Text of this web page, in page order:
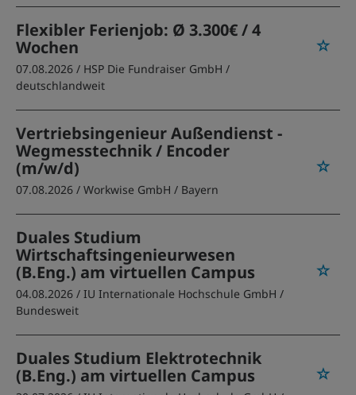
Flexibler Ferienjob: Ø 3.300€ / 4
Wochen
07.08.2026 / HSP Die Fundraiser GmbH /
deutschlandweit
Vertriebsingenieur Außendienst -
Wegmesstechnik / Encoder
(m/w/d)
07.08.2026 / Workwise GmbH / Bayern
Duales Studium
Wirtschaftsingenieurwesen
(B.Eng.) am virtuellen Campus
04.08.2026 / IU Internationale Hochschule GmbH /
Bundesweit
Duales Studium Elektrotechnik
(B.Eng.) am virtuellen Campus